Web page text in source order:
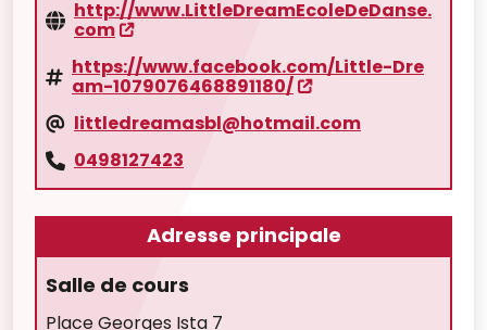
http://www.LittleDreamEcoleDeDanse.
com
https://www.facebook.com/Little-Dre
am-1079076468891180/
littledreamasbl@hotmail.com
0498127423
Adresse principale
Salle de cours
Place Georges Ista 7